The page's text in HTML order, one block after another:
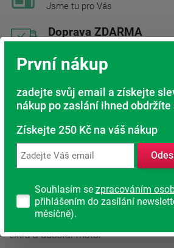
Jsme tu pro Vás
Doprava ZDARMA
Rádi poradíme s výběrem
Najděte vhodnou matraci
Rodinná firma
S tradicí od roku 1991
Bezešňůrové dálkové ovládání je
motor, lussoflex motor, portoflex
extra a duostar motor.
První nákup
zadejte svůj email a získejte
nákup po zaslání ihned obdržíte
Získejte 250 Kč na váš nákup
Souhlasím se zpracováním
přihlášením do zasílání
měsíčně).